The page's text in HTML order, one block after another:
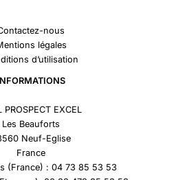
nous
légales
d’utilisation
PROSPECT EXCEL
Les Beauforts
Neuf-Eglise
France
(France) : 04 73 85 53 53